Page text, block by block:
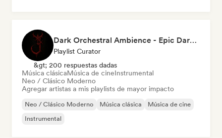
Dark Orchestral Ambience - Epic Dark Fantasy Music
Playlist Curator
&gt; 200 respuestas dadas
Música clásicaMúsica de cineInstrumental
Neo / Clásico Moderno
Agregar artistas a mis playlists de mayor impacto
Neo / Clásico Moderno Música clásica
Música de cine
Instrumental